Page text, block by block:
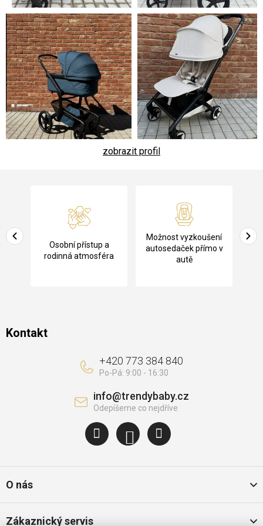
zobrazit profil
a
Osobní přístup a
rodinná atmosféra
Možnost vyzkoušení
autosedaček přímo v
autě
Kontakt
info@trendybaby.cz
+420 773 384 840
O nás
Zákaznický servis